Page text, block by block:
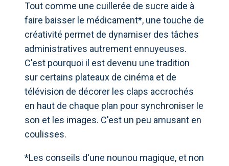
Tout comme une cuillerée de sucre aide à
faire baisser le médicament*, une touche de
créativité permet de dynamiser des tâches
administratives autrement ennuyeuses.
C'est pourquoi il est devenu une tradition
sur certains plateaux de cinéma et de
télévision de décorer les claps accrochés
en haut de chaque plan pour synchroniser le
son et les images. C'est un peu amusant en
coulisses.
*Les conseils d'une nounou magique, et non